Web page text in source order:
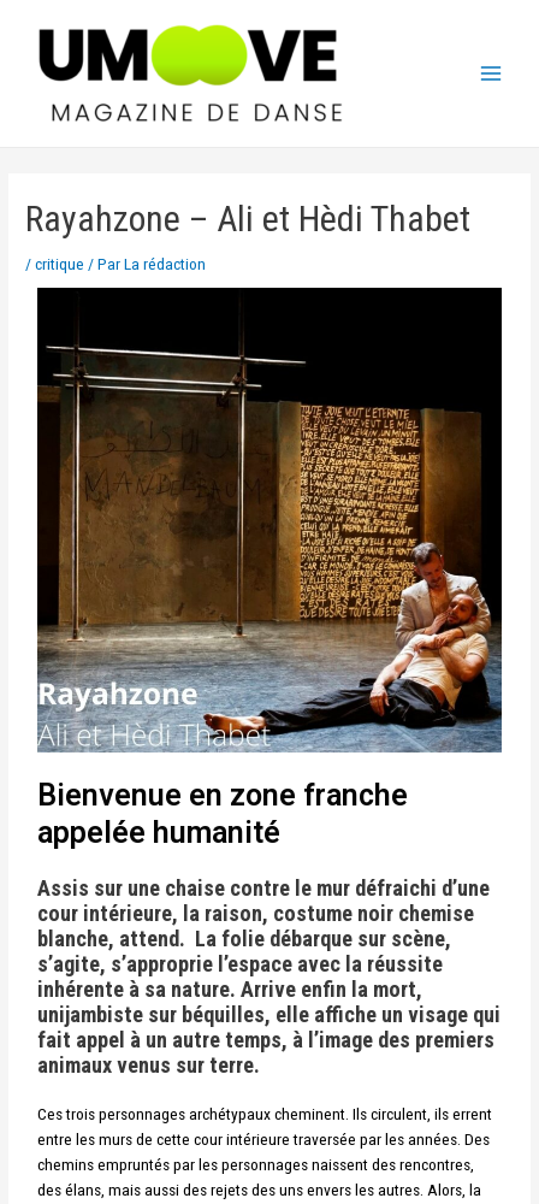
Rayahzone – Ali et Hèdi Thabet
/critique / ParLa rédaction
Bienvenue en zone franche
appelée humanité
Assis sur une chaise contre le mur défraichi d’une
cour intérieure, la raison, costume noir chemise
blanche, attend. La folie débarque sur scène,
s’agite, s’approprie l’espace avec la réussite
inhérente à sa nature. Arrive enfin la mort,
unijambiste sur béquilles, elle affiche un visage qui
fait appel à un autre temps, à l’image des premiers
animaux venus sur terre.
Ces trois personnages archétypaux cheminent. Ils circulent, ils errent
entre les murs de cette cour intérieure traversée par les années. Des
chemins empruntés par les personnages naissent des rencontres,
des élans, mais aussi des rejets des uns envers les autres.Alors, la